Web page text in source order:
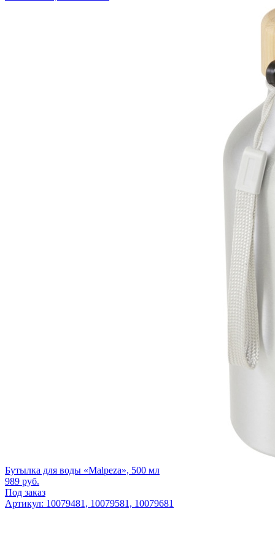
Бутылка для воды «Malpeza», 500 мл
989 руб.
Под заказ
Артикул: 10079481, 10079581, 10079681